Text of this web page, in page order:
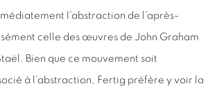
l’abstraction de l’après-
celle des œuvres de John Graham
Bien que ce mouvement soit
à l’abstraction, Fertig préfère y voir la